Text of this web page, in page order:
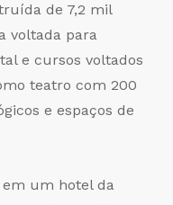
de 7,2 mil
voltada para
e cursos voltados
teatro com 200
e espaços de
um hotel da